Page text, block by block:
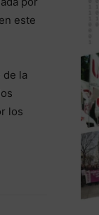
este
la
los